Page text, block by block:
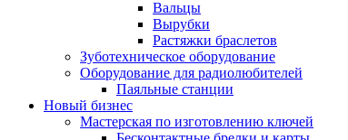
Вальцы
Вырубки
Растяжки браслетов
Зуботехническое оборудование
Оборудование для радиолюбителей
Паяльные станции
Новый бизнес
Мастерская по изготовлению ключей